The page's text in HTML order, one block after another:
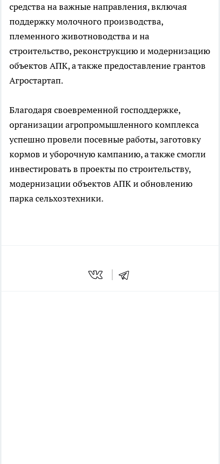
средства на важные направления, включая
поддержку молочного производства,
племенного животноводства и на
строительство, реконструкцию и модернизацию
объектов АПК, а также предоставление грантов
Агростартап.
Благодаря своевременной господдержке,
организации агропромышленного комплекса
успешно провели посевные работы, заготовку
кормов и уборочную кампанию, а также смогли
инвестировать в проекты по строительству,
модернизации объектов АПК и обновлению
парка сельхозтехники.